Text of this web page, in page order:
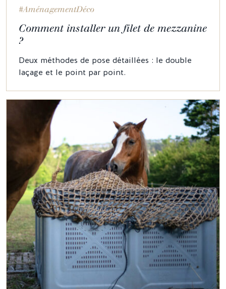
#AménagementDéco
Comment installer un filet de mezzanine
?
Deux méthodes de pose détaillées : le double
laçage et le point par point.